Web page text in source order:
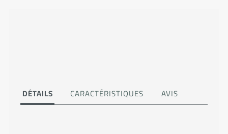
DÉTAILS CARACTÉRISTIQUES AVIS